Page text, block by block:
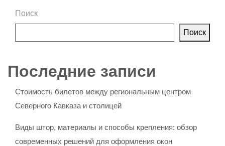
Поиск
Поиск
Последние записи
Стоимость билетов между региональным центром
Северного Кавказа и столицей
Виды штор, материалы и способы крепления: обзор
современных решений для оформления окон